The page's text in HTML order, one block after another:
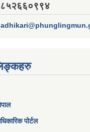
पोर्टल